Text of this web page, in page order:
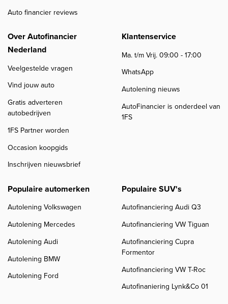
Auto financier reviews
Over Autofinancier
Nederland
Veelgestelde vragen
Vind jouw auto
Gratis adverteren
autobedrijven
1FS Partner worden
Occasion koopgids
Inschrijven nieuwsbrief
Klantenservice
Ma. t/m Vrij. 09:00 - 17:00
WhatsApp
Autolening nieuws
AutoFinancier is onderdeel van
1FS
Populaire automerken
Autolening Volkswagen
Autolening Mercedes
Autolening Audi
Autolening BMW
Autolening Ford
Populaire SUV's
Autofinanciering Audi Q3
Autofinanciering VW Tiguan
Autofinanciering Cupra
Formentor
Autofinanciering VW T-Roc
Autofinaniering Lynk&Co 01